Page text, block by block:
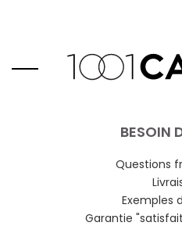
BESOIN
Questions
Exemples
Garantie